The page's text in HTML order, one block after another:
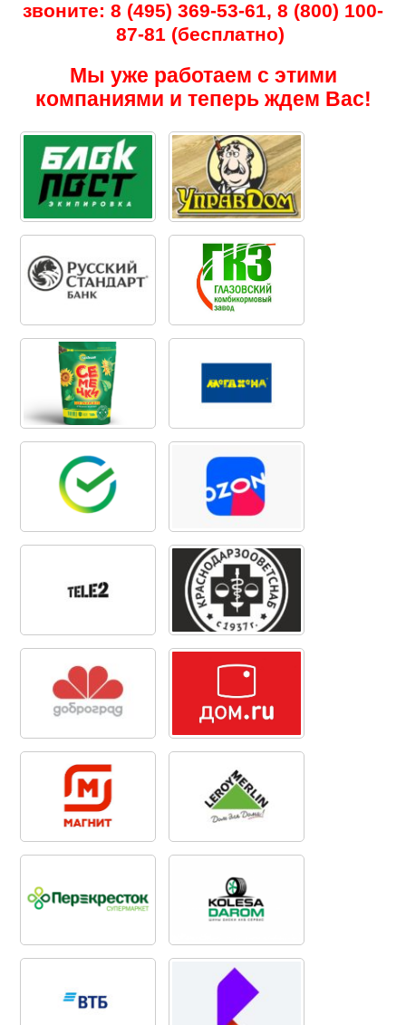
звоните: 8 (495) 369-53-61, 8 (800) 100-
87-81 (бесплатно)
Мы уже работаем с этими
компаниями и теперь ждем Вас!